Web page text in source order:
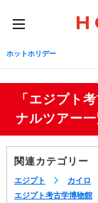
toggle
navigation
ホットホリデー
「エジプト
ナルツアー
関連カテゴリー
エジプト カイロ
エジプト考古学博物館